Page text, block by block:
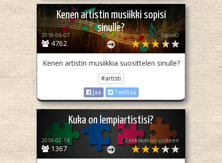
Kenen artistin musiikki sopisi
sinulle?
4762
2018-06-07 SipuxD
Kenen artistin musiikkia suosittelen sinulle?
#artisti
Jaa
Twiittaa
Kuka on lempiartistisi?
1367
2018-02-14 Eelikskaksoispisteen